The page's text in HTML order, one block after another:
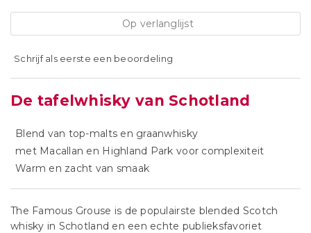
Op verlanglijst
Schrijf als eerste een beoordeling
De tafelwhisky van Schotland
Blend van top-malts en graanwhisky
met Macallan en Highland Park voor complexiteit
Warm en zacht van smaak
The Famous Grouse is de populairste blended Scotch
whisky in Schotland en een echte publieksfavoriet